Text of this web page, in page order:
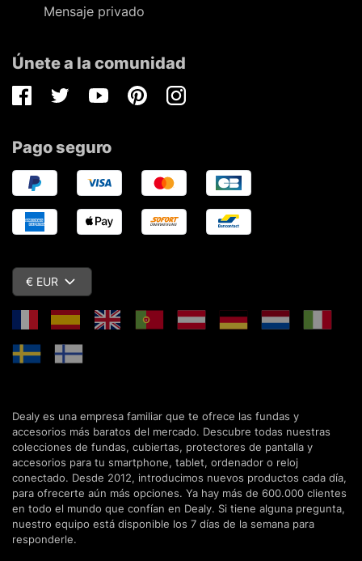
Mensaje privado
Únete a la comunidad
FacebookTwitterYoutubePinterestInstagram
Pago seguro
€ EUR
Dealy es una empresa familiar que te ofrece las fundas y
accesorios más baratos del mercado. Descubre todas nuestras
colecciones de fundas, cubiertas, protectores de pantalla y
accesorios para tu smartphone, tablet, ordenador o reloj
conectado. Desde 2012, introducimos nuevos productos cada día,
para ofrecerte aún más opciones. Ya hay más de 600.000 clientes
en todo el mundo que confían en Dealy. Si tiene alguna pregunta,
nuestro equipo está disponible los 7 días de la semana para
responderle.